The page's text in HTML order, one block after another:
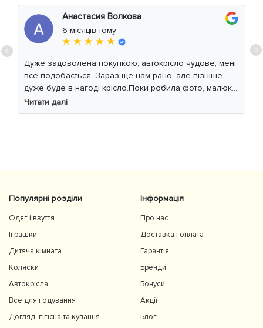
Анастасия Волкова
6 місяців тому
★ ★ ★ ★ ★
Дуже задоволена покупкою, автокрісло чудове, мені
все подобається. Зараз ще нам рано, але пізніше
дуже буде в нагоді крісло.Поки робила фото, малюк
уважно читав інструкцію 😁
Читати далі
Популярні розділи
Одяг і взуття
Іграшки
Дитяча кімната
Коляски
Автокрісла
Все для годування
Догляд, гігієна та купання
Інформація
Про нас
Доставка і оплата
Гарантія
Бренди
Бонуси
Акції
Блог